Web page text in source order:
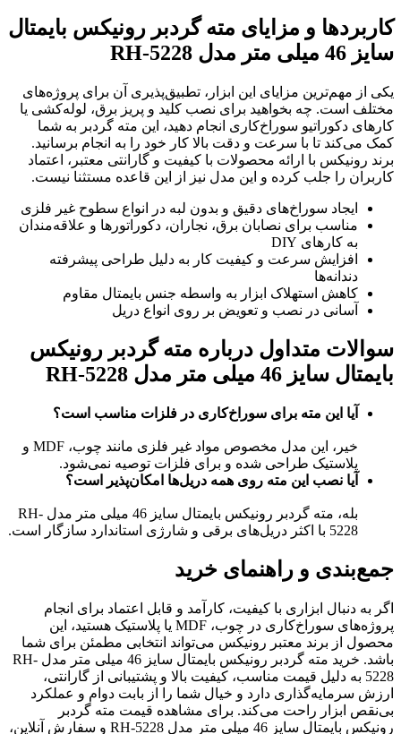
کاربردها و مزایای مته گردبر رونیکس بایمتال
سایز 46 میلی متر مدل RH-5228
یکی از مهم‌ترین مزایای این ابزار، تطبیق‌پذیری آن برای پروژه‌های
مختلف است. چه بخواهید برای نصب کلید و پریز برق، لوله‌کشی یا
کارهای دکوراتیو سوراخ‌کاری انجام دهید، این مته گردبر به شما
کمک می‌کند تا با سرعت و دقت بالا کار خود را به انجام برسانید.
برند رونیکس با ارائه محصولات با کیفیت و گارانتی معتبر، اعتماد
کاربران را جلب کرده و این مدل نیز از این قاعده مستثنا نیست.
ایجاد سوراخ‌های دقیق و بدون لبه در انواع سطوح غیر فلزی
مناسب برای نصابان برق، نجاران، دکوراتورها و علاقه‌مندان
به کارهای DIY
افزایش سرعت و کیفیت کار به دلیل طراحی پیشرفته
دندانه‌ها
کاهش استهلاک ابزار به واسطه جنس بایمتال مقاوم
آسانی در نصب و تعویض بر روی انواع دریل
سوالات متداول درباره مته گردبر رونیکس
بایمتال سایز 46 میلی متر مدل RH-5228
آیا این مته برای سوراخ‌کاری در فلزات مناسب است؟
خیر، این مدل مخصوص مواد غیر فلزی مانند چوب، MDF و
پلاستیک طراحی شده و برای فلزات توصیه نمی‌شود.
آیا نصب این مته روی همه دریل‌ها امکان‌پذیر است؟
بله، مته گردبر رونیکس بایمتال سایز 46 میلی متر مدل RH-
5228 با اکثر دریل‌های برقی و شارژی استاندارد سازگار است.
جمع‌بندی و راهنمای خرید
اگر به دنبال ابزاری با کیفیت، کارآمد و قابل اعتماد برای انجام
پروژه‌های سوراخ‌کاری در چوب، MDF یا پلاستیک هستید، این
محصول از برند معتبر رونیکس می‌تواند انتخابی مطمئن برای شما
باشد.
خرید مته گردبر رونیکس بایمتال سایز 46 میلی متر مدل RH-
5228به دلیل قیمت مناسب، کیفیت بالا و پشتیبانی از گارانتی،
ارزش سرمایه‌گذاری دارد و خیال شما را از بابت دوام و عملکرد
بی‌نقص ابزار راحت می‌کند. برای مشاهده قیمت مته گردبر
رونیکس بایمتال سایز 46 میلی متر مدل RH-5228 و سفارش آنلاین،